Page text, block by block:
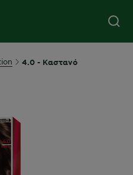
4.0 - Καστανό